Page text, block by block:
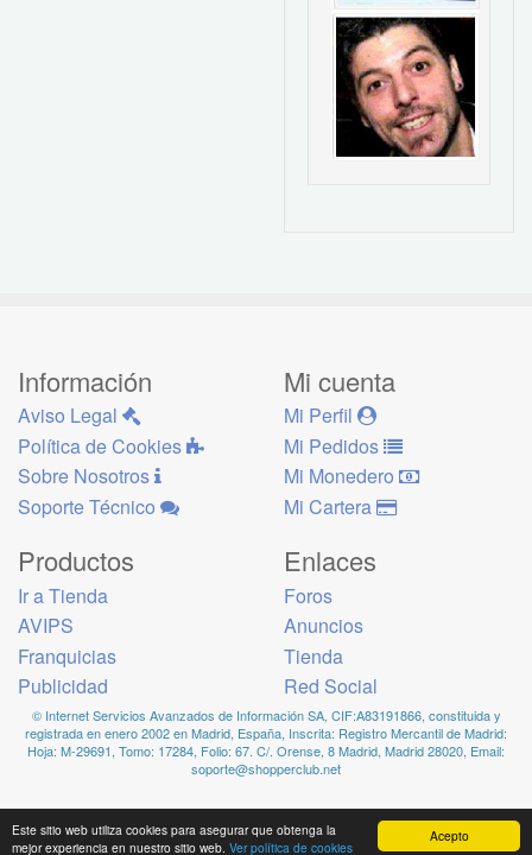
Acepto
Este sitio web utiliza cookies para asegurar que obtenga la
mejor experiencia en nuestro sitio web. Ver política de cookies
Información
Aviso Legal
Política de Cookies
Sobre Nosotros
Soporte Técnico
Mi cuenta
Mi Perfil
Mi Pedidos
Mi Monedero
Mi Cartera
Productos
Ir a Tienda
AVIPS
Franquicias
Publicidad
Enlaces
Foros
Anuncios
Tienda
Red Social
© Internet Servicios Avanzados de Información SA, CIF:A83191866, constituida y
registrada en enero 2002 en Madrid, España, Inscrita: Registro Mercantil de Madrid:
Hoja: M-29691, Tomo: 17284, Folio: 67. C/. Orense, 8 Madrid, Madrid 28020, Email:
soporte@shopperclub.net